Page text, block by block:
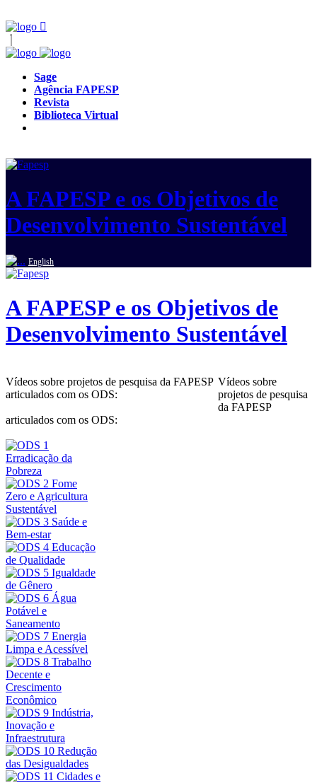
Sage
Agência FAPESP
Revista
Biblioteca Virtual
A FAPESP e os Objetivos de
Desenvolvimento Sustentável
English
A FAPESP e os Objetivos de
Desenvolvimento Sustentável
Vídeos sobre projetos de pesquisa da FAPESP
articulados com os ODS:
Vídeos sobre
projetos de pesquisa
da FAPESP
articulados com os ODS: